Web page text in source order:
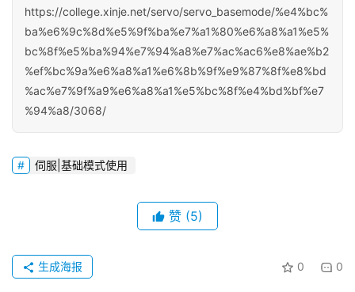
网
https://college.xinje.net/servo/servo_basemode/%e4%bc%
ba%e6%9c%8d%e5%9f%ba%e7%a1%80%e6%a8%a1%e5%
bc%8f%e5%ba%94%e7%94%a8%e7%ac%ac6%e8%ae%b2
%ef%bc%9a%e6%a8%a1%e6%8b%9f%e9%87%8f%e8%bd
%ac%e7%9f%a9%e6%a8%a1%e5%bc%8f%e4%bd%bf%e7
%94%a8/3068/
伺服|基础模式使用
赞 (5)
0 0
生成海报